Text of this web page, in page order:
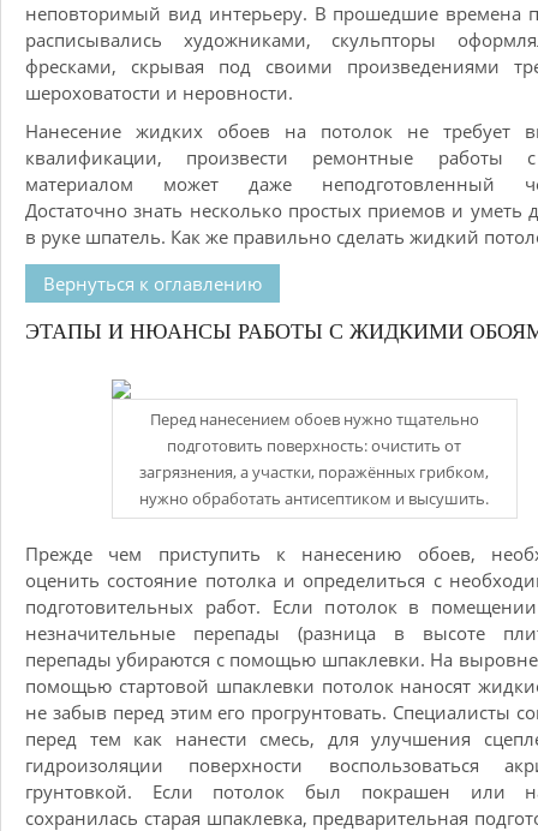
неповторимый вид интерьеру. В прошедшие времена
расписывались художниками, скульпторы
фресками, скрывая под своими произведениями
шероховатости и неровности.
Нанесение жидких обоев на потолок не требует
квалификации, произвести ремонтные работы
материалом может даже неподготовленный
Достаточно знать несколько простых приемов и уметь
в руке шпатель. Как же правильно сделать жидкий
Вернуться к оглавлению
ЭТАПЫ И НЮАНСЫ РАБОТЫ С ЖИДКИМИ
Перед нанесением обоев нужно тщательно
подготовить поверхность: очистить от
загрязнения, а участки, поражённых грибком,
нужно обработать антисептиком и высушить.
Прежде чем приступить к нанесению обоев,
оценить состояние потолка и определиться с
подготовительных работ. Если потолок в
незначительные перепады (разница в высоте
перепады убираются с помощью шпаклевки. На
помощью стартовой шпаклевки потолок наносят
не забыв перед этим его прогрунтовать. Специалисты
перед тем как нанести смесь, для улучшения
гидроизоляции поверхности воспользоваться
грунтовкой. Если потолок был покрашен или
сохранилась старая шпаклевка, предварительная